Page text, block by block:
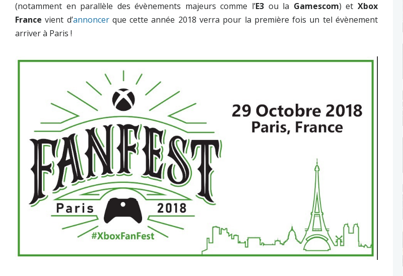
(notamment en parallèle des évènements majeurs comme l’E3 ou la Gamescom) et Xbox
France vient d’annoncerque cette année 2018 verra pour la première fois un tel évènement
arriver à Paris !